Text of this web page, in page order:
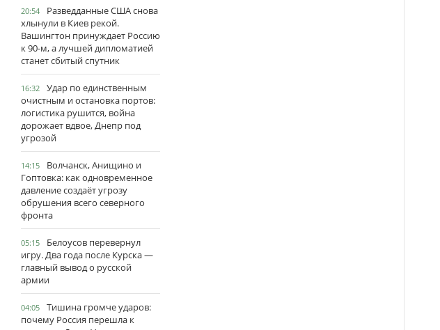
20:54
Разведданные США снова
хлынули в Киев рекой.
Вашингтон принуждает Россию
к 90-м, а лучшей дипломатией
станет сбитый спутник
16:32
Удар по единственным
очистным и остановка портов:
логистика рушится, война
дорожает вдвое, Днепр под
угрозой
14:15
Волчанск, Анищино и
Гоптовка: как одновременное
давление создаёт угрозу
обрушения всего северного
фронта
05:15
Белоусов перевернул
игру. Два года после Курска —
главный вывод о русской
армии
04:05
Тишина громче ударов:
почему Россия перешла к